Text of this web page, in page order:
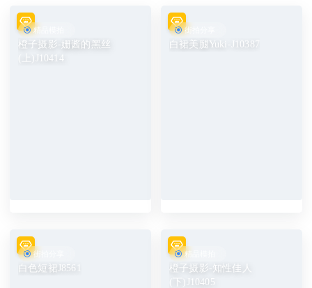
精品模拍
橙子摄影-姗酱的黑丝
(上)J10414
街拍分享
白裙美腿Yuki-J10387
街拍分享
白色短裙J8561
精品模拍
橙子摄影-知性佳人
(下)J10405